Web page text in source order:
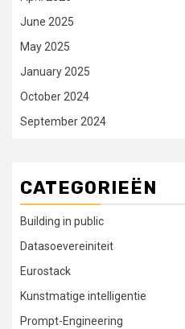
June 2025
May 2025
January 2025
October 2024
September 2024
CATEGORIEËN
Building in public
Datasoevereiniteit
Eurostack
Kunstmatige intelligentie
Prompt-Engineering